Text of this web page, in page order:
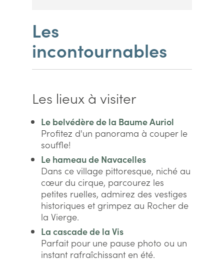
Les
incontournables
Les lieux à visiter
Le belvédère de la Baume Auriol
Profitez d'un panorama à couper le
souffle!
Le hameau de Navacelles
Dans ce village pittoresque, niché au
cœur du cirque, parcourez les
petites ruelles, admirez des vestiges
historiques et grimpez au Rocher de
la Vierge.
La cascade de la Vis
Parfait pour une pause photo ou un
instant rafraîchissant en été.